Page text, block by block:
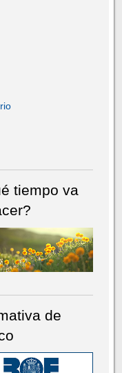
tiempo va
de